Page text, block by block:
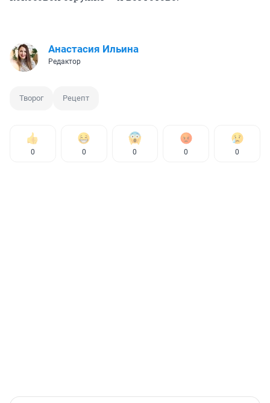
Анастасия Ильина
Редактор
Творог Рецепт
0 0 0 0 0